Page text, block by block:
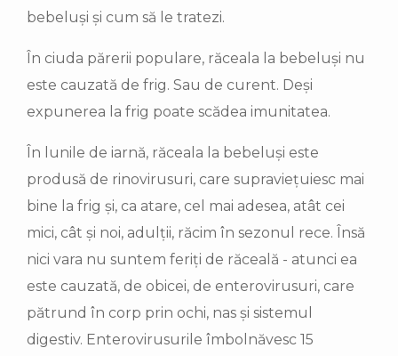
bebeluși și cum să le tratezi.
În ciuda părerii populare, răceala la bebeluși nu
este cauzată de frig. Sau de curent. Deși
expunerea la frig poate scădea imunitatea.
În lunile de iarnă, răceala la bebeluși este
produsă de rinovirusuri, care supraviețuiesc mai
bine la frig și, ca atare, cel mai adesea, atât cei
mici, cât și noi, adulții, răcim în sezonul rece. Însă
nici vara nu suntem feriți de răceală - atunci ea
este cauzată, de obicei, de enterovirusuri, care
pătrund în corp prin ochi, nas și sistemul
digestiv. Enterovirusurile îmbolnăvesc 15